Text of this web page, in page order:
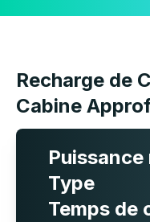
Recharge de
Cabine
Puissance
Type
Temps de